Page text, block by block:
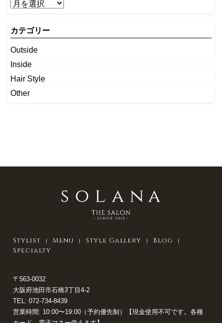
カテゴリー
Outside
Inside
Hair Style
Other
Stylist Menu Style Gallery
Blog
Specialty
〒563-0032
大阪府池田市石橋3丁目4-2
TEL: 072-734-8439
営業時間: 10:00〜19:00（予約優先制）【現金使用不可です。各種